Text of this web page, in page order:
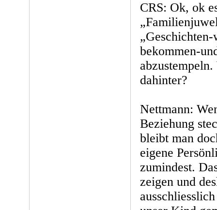
CRS: Ok, ok
bekommen-
dahinter?
Nettmann:
Beziehung
bleibt man
eigene
zumindest.
zeigen und